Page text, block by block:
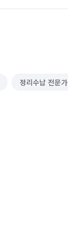
정리수납 전문가